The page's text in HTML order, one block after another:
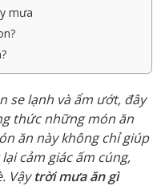
mưa
se lạnh và ẩm ướt, đây
thức những món ăn
ăn này không chỉ giúp
cảm giác ấm cúng,
Vậytrời mưa ăn gì